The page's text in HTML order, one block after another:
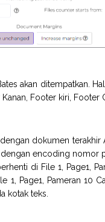
akan ditempatkan.
Footer kiri, Footer
dokumen
encoding nomor
di File 1, Page1,
Page1, Pameran 10
kotak teks.